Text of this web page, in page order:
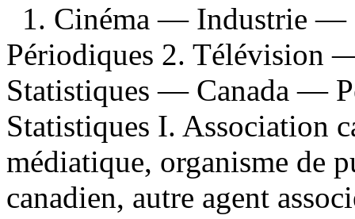
1. Cinéma — Industrie
Périodiques 2. Télévision
Statistiques — Canada —
Statistiques I. Association
médiatique, organisme de
canadien, autre agent